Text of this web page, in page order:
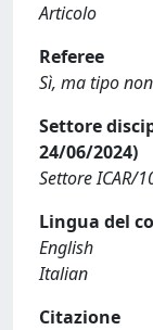
Articolo
Referee
Sì, ma tipo
Settore
24/06/2024)
Settore ICAR/
Lingua del
English
Italian
Citazione